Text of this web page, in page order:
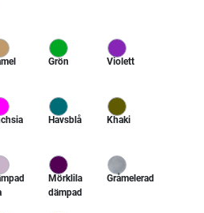
Grön Violett
Havsblå Khaki
Mörklila
dämpad
Gråmelerad